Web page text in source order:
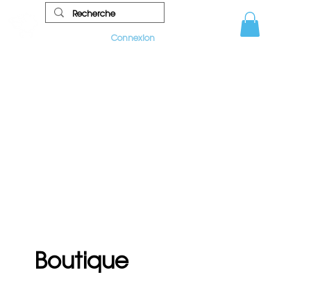
Connexion
Boutique